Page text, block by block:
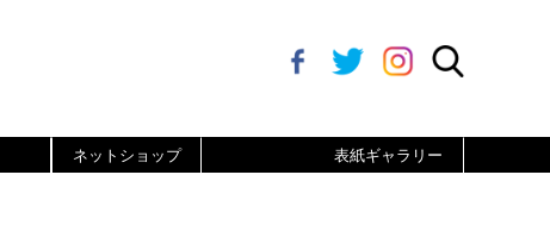
ネットショップ 表紙ギャラリー